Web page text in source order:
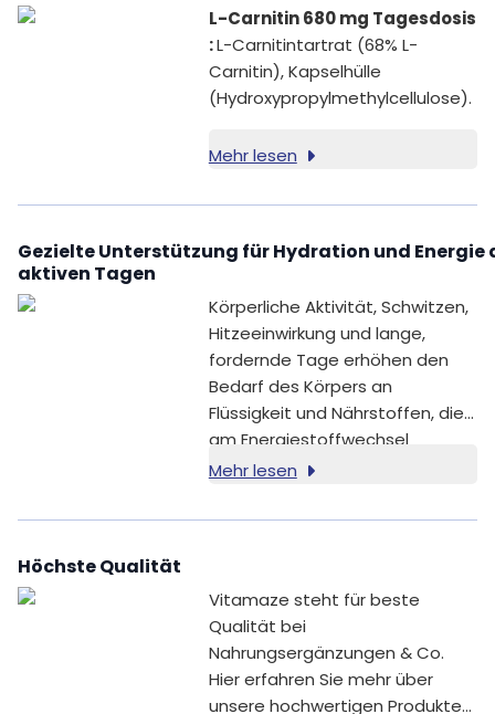
L-Carnitin 680 mg Tagesdosis
:L-Carnitintartrat (68% L-
Carnitin), Kapselhülle
(Hydroxypropylmethylcellulose).
Mehr lesen
Gezielte Unterstützung für Hydration und Energie
aktiven Tagen
Körperliche Aktivität, Schwitzen,
Hitzeeinwirkung und lange,
fordernde Tage erhöhen den
Bedarf des Körpers an
Flüssigkeit und Nährstoffen, die
am Energiestoffwechsel
beteiligt sind. Ein ausgeglichener
Elektrolythaushalt spielt dabei
Wohlbefinden und deine aktive
Routine.
Mehr lesen
Höchste Qualität
Vitamaze steht für beste
Qualität bei
Nahrungsergänzungen & Co.
Hier erfahren Sie mehr über
unsere hochwertigen Produkte